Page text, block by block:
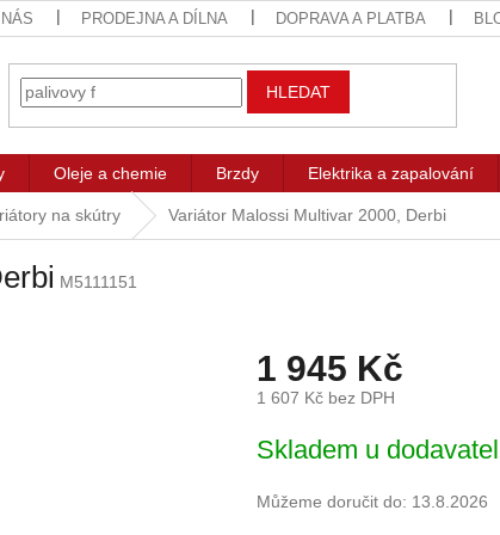
PRODEJNA A DÍLNA DOPRAVA A PLATBA
HLEDAT
Oleje a chemie Brzdy Elektrika a zapalování
na skútry Variátor Malossi Multivar 2000, Derbi
M5111151
1 945 Kč
1 607 Kč bez DPH
cena:
Skladem u
Můžeme doručit do: 13.8.2026